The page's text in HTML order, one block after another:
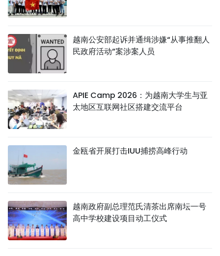
越南公安部起诉并通缉涉嫌“从事推翻人
民政府活动”案涉案人员
APIE Camp 2026：为越南大学生与亚
太地区互联网社区搭建交流平台
金瓯省开展打击IUU捕捞高峰行动
越南政府副总理范氏清茶出席南坛一号
高中学校建设项目动工仪式